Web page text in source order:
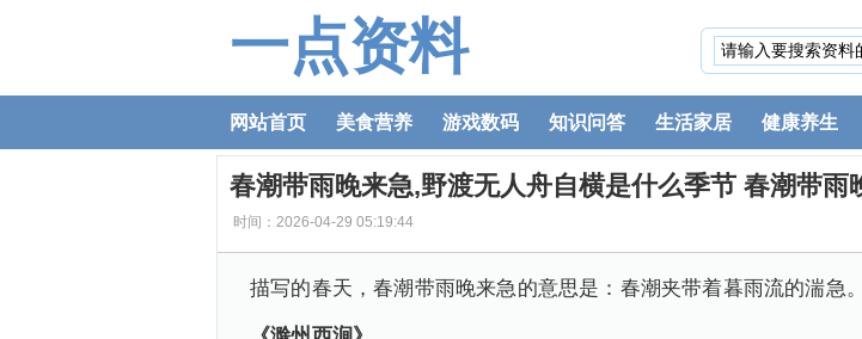
一点资料
网站首页 美食营养 游戏数码 知识问答 生活家居 健康养生
春潮带雨晚来急,野渡无人舟自横是什么季节 春潮带雨
时间：2026-04-29 05:19:44
描写的春天，春潮带雨晚来急的意思是：春潮夹带着暮雨流的湍急